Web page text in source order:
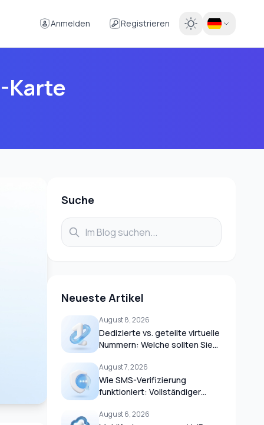
Anmelden Registrieren
Karte
Suche
Neueste Artikel
August 8, 2026
Dedizierte vs. geteilte virtuelle
Nummern: Welche sollten Sie
Leitfaden (2026)
August 7, 2026
Wie SMS-Verifizierung
funktioniert: Vollständiger
OTP-Zustellung und
August 6, 2026